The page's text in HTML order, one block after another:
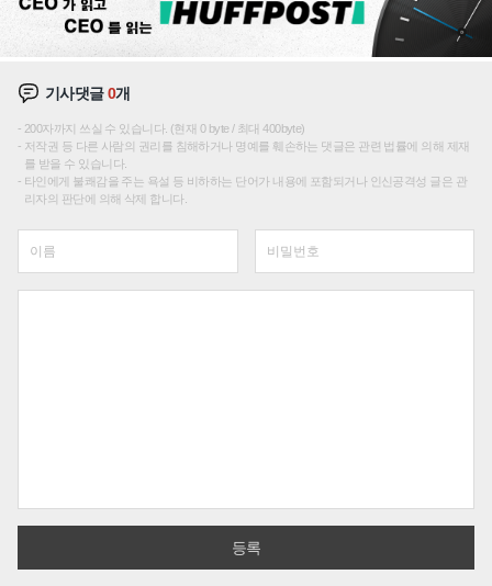
기사댓글0개
200자까지 쓰실 수 있습니다. (현재 0 byte / 최대 400byte)
저작권 등 다른 사람의 권리를 침해하거나 명예를 훼손하는 댓글은 관련 법률에 의해 제재
를 받을 수 있습니다.
타인에게 불쾌감을 주는 욕설 등 비하하는 단어가 내용에 포함되거나 인신공격성 글은 관
리자의 판단에 의해 삭제 합니다.